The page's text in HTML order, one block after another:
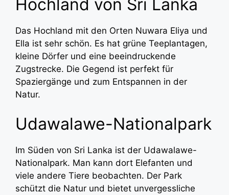
Hochland von Sri Lanka
Das Hochland mit den Orten Nuwara Eliya und
Ella ist sehr schön. Es hat grüne Teeplantagen,
kleine Dörfer und eine beeindruckende
Zugstrecke. Die Gegend ist perfekt für
Spaziergänge und zum Entspannen in der
Natur.
Udawalawe-Nationalpark
Im Süden von Sri Lanka ist der Udawalawe-
Nationalpark. Man kann dort Elefanten und
viele andere Tiere beobachten. Der Park
schützt die Natur und bietet unvergessliche